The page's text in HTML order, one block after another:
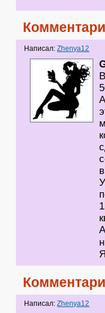
Написал:Zhenya12
Написал:Zhenya12